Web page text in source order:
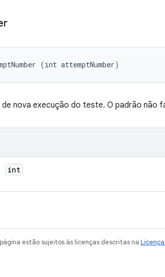
(int attemptNumber)
nova execução do teste. O padrão não
int
estão sujeitos às licenças descritas na